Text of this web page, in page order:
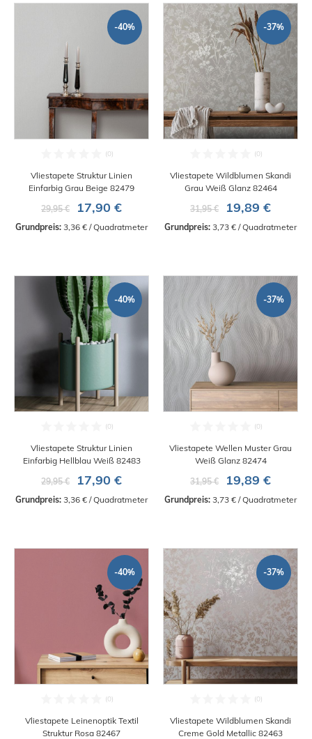
-40%
Vliestapete Struktur Linien
Einfarbig Grau Beige 82479
29,95 €
17,90 €
Grundpreis: 3,36 € / Quadratmeter
-37%
Vliestapete Wildblumen Skandi
Grau Weiß Glanz 82464
31,95 €
19,89 €
Grundpreis: 3,73 € / Quadratmeter
-40%
Vliestapete Struktur Linien
Einfarbig Hellblau Weiß 82483
29,95 €
17,90 €
Grundpreis: 3,36 € / Quadratmeter
-37%
Vliestapete Wellen Muster Grau
Weiß Glanz 82474
31,95 €
19,89 €
Grundpreis: 3,73 € / Quadratmeter
-40%
Vliestapete Leinenoptik Textil
Struktur Rosa 82467
-37%
Vliestapete Wildblumen Skandi
Creme Gold Metallic 82463